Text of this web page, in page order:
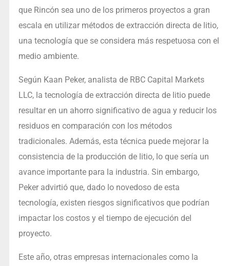
que Rincón sea uno de los primeros proyectos a gran
escala en utilizar métodos de extracción directa de litio,
una tecnología que se considera más respetuosa con el
medio ambiente.
Según Kaan Peker, analista de RBC Capital Markets
LLC, la tecnología de extracción directa de litio puede
resultar en un ahorro significativo de agua y reducir los
residuos en comparación con los métodos
tradicionales. Además, esta técnica puede mejorar la
consistencia de la producción de litio, lo que sería un
avance importante para la industria. Sin embargo,
Peker advirtió que, dado lo novedoso de esta
tecnología, existen riesgos significativos que podrían
impactar los costos y el tiempo de ejecución del
proyecto.
Este año, otras empresas internacionales como la